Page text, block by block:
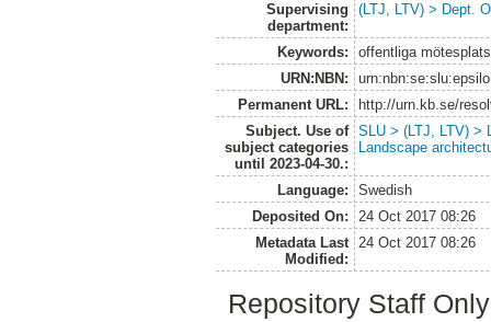
Supervising
department:
(LTJ, LTV) > Dept.
Keywords:
offentliga
URN:NBN:
Permanent URL:
http://urn.kb.se/
Subject. Use of
subject categories
until 2023-04-30.:
SLU > (LTJ, LTV) >
Landscape
Language:
Swedish
Deposited On:
24 Oct 2017 08:26
Metadata Last
Modified:
24 Oct 2017 08:26
Repository Staff